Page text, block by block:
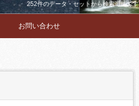
252件のデータ・セットから検索可能です
お問い合わせ